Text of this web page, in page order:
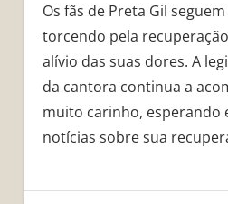
Os fãs de Preta Gil
torcendo pela
alívio das suas dores. A
da cantora continua a
muito carinho, esperando
notícias sobre sua